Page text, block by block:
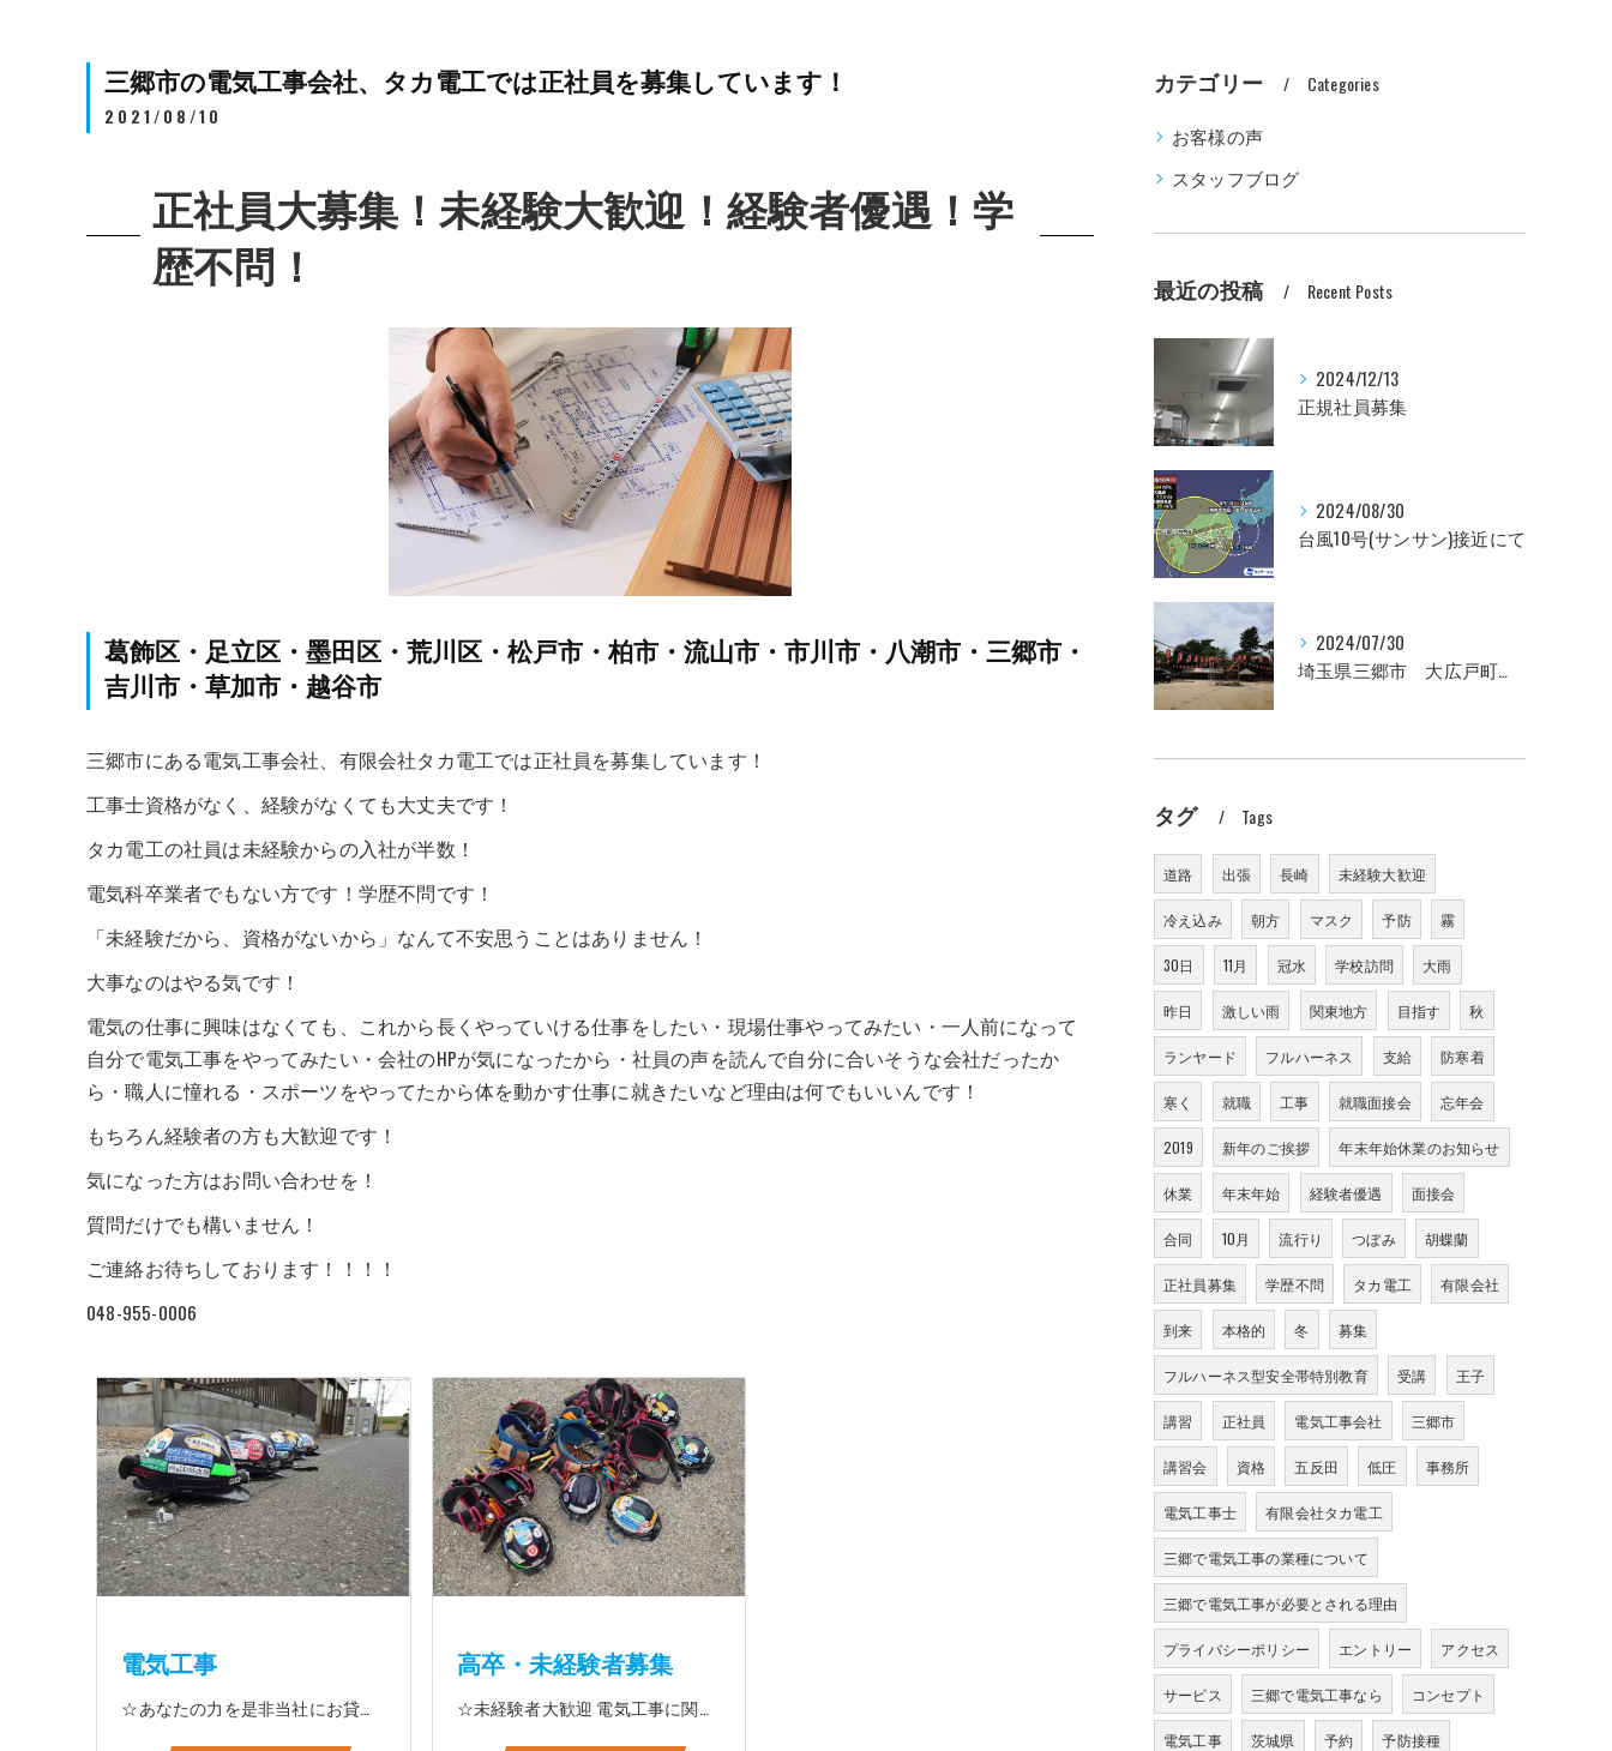
三郷市の電気工事会社、タカ電工では正社員を募集しています！
2021/08/10
正社員大募集！未経験大歓迎！経験者優遇！学
歴不問！
葛飾区・足立区・墨田区・荒川区・松戸市・柏市・流山市・市川市・八潮市・三郷市・
吉川市・草加市・越谷市
三郷市にある電気工事会社、有限会社タカ電工では正社員を募集しています！
工事士資格がなく、経験がなくても大丈夫です！
タカ電工の社員は未経験からの入社が半数！
電気科卒業者でもない方です！学歴不問です！
「未経験だから、資格がないから」なんて不安思うことはありません！
大事なのはやる気です！
電気の仕事に興味はなくても、これから長くやっていける仕事をしたい・現場仕事やってみたい・一人前になって
自分で電気工事をやってみたい・会社のHPが気になったから・社員の声を読んで自分に合いそうな会社だったか
ら・職人に憧れる・スポーツをやってたから体を動かす仕事に就きたいなど理由は何でもいいんです！
もちろん経験者の方も大歓迎です！
気になった方はお問い合わせを！
質問だけでも構いません！
ご連絡お待ちしております！！！！
048-955-0006
電気工事
☆あなたの力を是非当社にお貸して下さい 電気工事に関する事ならオールマイティに対応しております（室内配線・室外配線、スイッチコンセント取付け、照明器具取付け、配電盤取付け、エアコン取付け、LANケーブル配線、アンテナ取付けなど） 【工具支給致します】 また新品工具と新品作業服を完全支給を致します。 高品質の作業服と工具入社してくれた方には支給致します♪
高卒・未経験者募集
☆未経験者大歓迎 電気工事に関する事ならオールマイティに対応可能‼幅広く技術を身に付けて頂けます（室内配線・室外配線、スイッチコンセント取付け、照明器具取付け、配電盤取付け、エアコン取付け、LANケーブル配線、アンテナ取付けなど） 先輩社員が一から指導を行うため未経験の方でも安心して働いていただけます♪ ☆資格支援制度あり 実績があるからこそ社内で教習と経験を積んでいただくことで資格を当社で発行できることができます。 【工具支給致します】 また新品工具と新品作業服を完全支給を致します。 高品質の作業服と工具入社してくれた方には支給致します♪
カテゴリー Categories
お客様の声
スタッフブログ
最近の投稿 Recent Posts
2024/12/13
正規社員募集
2024/08/30
台風10号(サンサン)接近にて
2024/07/30
埼玉県三郷市 大広戸町会納涼盆踊り大会のお知らせ 2024
タグ Tags
道路 出張 長崎 未経験大歓迎
冷え込み 朝方 マスク 予防 霧
30日 11月 冠水 学校訪問 大雨
昨日 激しい雨 関東地方 目指す 秋
ランヤード フルハーネス 支給 防寒着
寒く 就職 工事 就職面接会 忘年会
2019 新年のご挨拶 年末年始休業のお知らせ
休業 年末年始 経験者優遇 面接会
合同 10月 流行り つぼみ 胡蝶蘭
正社員募集 学歴不問 タカ電工 有限会社
到来 本格的 冬 募集
フルハーネス型安全帯特別教育 受講 王子
講習 正社員 電気工事会社 三郷市
講習会 資格 五反田 低圧 事務所
電気工事士 有限会社タカ電工
三郷で電気工事の業種について
三郷で電気工事が必要とされる理由
プライバシーポリシー エントリー アクセス
サービス 三郷で電気工事なら コンセプト
電気工事 茨城県 予約 予防接種